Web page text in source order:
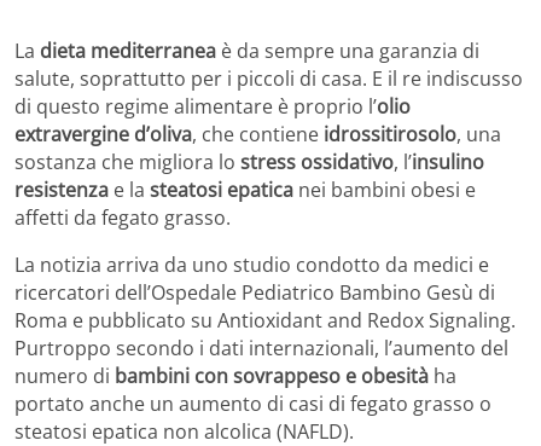
La dieta mediterranea è da sempre una garanzia di
salute, soprattutto per i piccoli di casa. E il re indiscusso
di questo regime alimentare è proprio l’olio
extravergine d’oliva, che contiene idrossitirosolo, una
sostanza che migliora lo stress ossidativo, l’insulino
resistenza e la steatosi epatica nei bambini obesi e
affetti da fegato grasso.
La notizia arriva da uno studio condotto da medici e
ricercatori dell’Ospedale Pediatrico Bambino Gesù di
Roma e pubblicato su Antioxidant and Redox Signaling.
Purtroppo secondo i dati internazionali, l’aumento del
numero di bambini con sovrappeso e obesità ha
portato anche un aumento di casi di fegato grasso o
steatosi epatica non alcolica (NAFLD).